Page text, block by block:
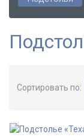
Сортировать по: